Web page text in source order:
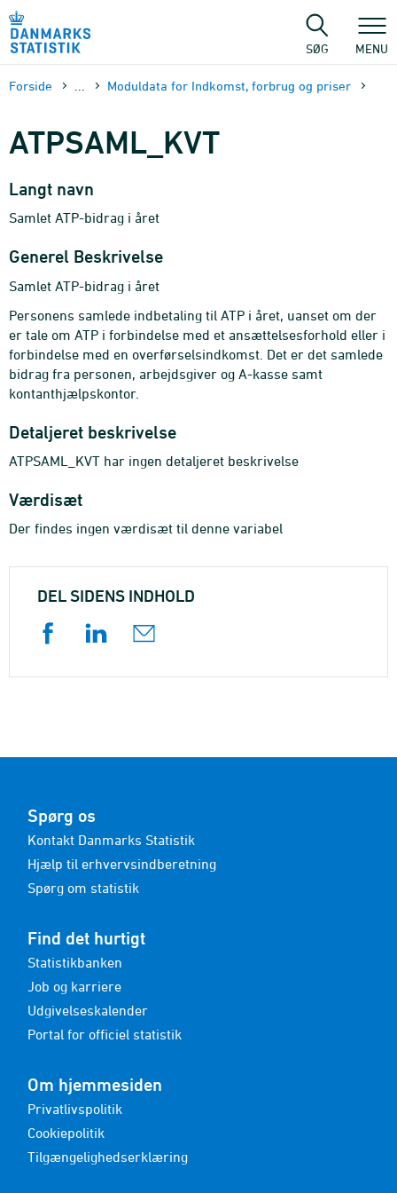
sidens
SØG MENU
Forside Moduldata for Indkomst, forbrug og priser
ATPSAML_KVT
Langt navn
Samlet ATP-bidrag i året
Generel Beskrivelse
Samlet ATP-bidrag i året
Personens samlede indbetaling til ATP i året, uanset om der
er tale om ATP i forbindelse med et ansættelsesforhold eller i
forbindelse med en overførselsindkomst. Det er det samlede
bidrag fra personen, arbejdsgiver og A-kasse samt
kontanthjælpskontor.
Detaljeret beskrivelse
ATPSAML_KVT har ingen detaljeret beskrivelse
Værdisæt
Der findes ingen værdisæt til denne variabel
DEL SIDENS INDHOLD
Spørg os
Kontakt Danmarks Statistik
Hjælp til erhvervsindberetning
Spørg om statistik
Find det hurtigt
Statistikbanken
Job og karriere
Udgivelseskalender
Portal for officiel statistik
Om hjemmesiden
Privatlivspolitik
Cookiepolitik
Tilgængelighedserklæring